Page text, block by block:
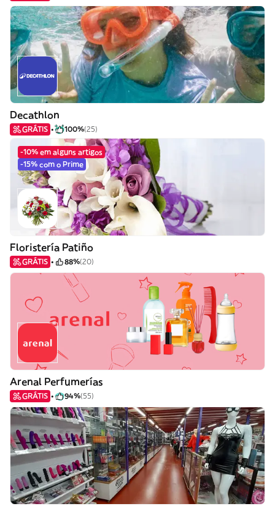
Decathlon
GRÁTIS 100%(25)
-10% em alguns artigos
-15% com o Prime
Floristería Patiño
GRÁTIS 88%(20)
Arenal Perfumerías
GRÁTIS 94%(55)